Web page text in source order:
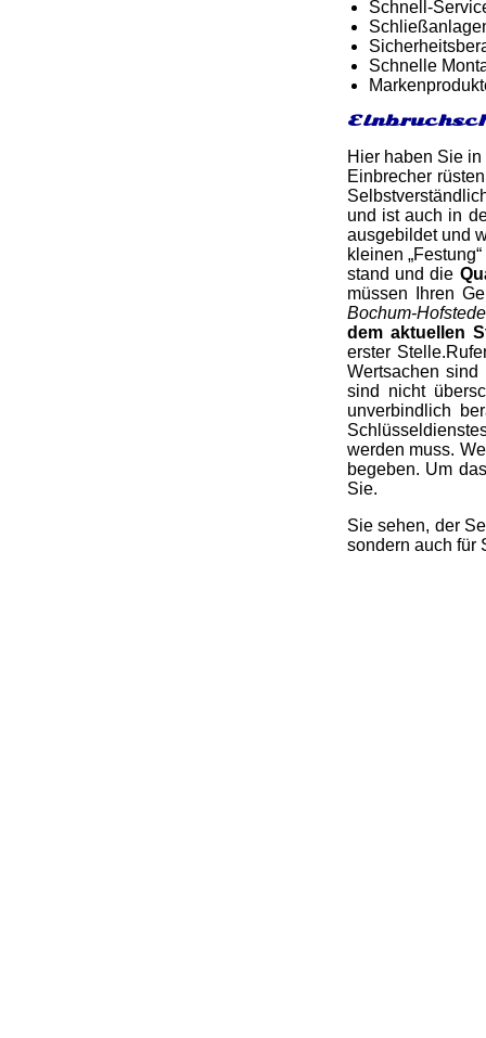
Schnell-
Schnelle
Hier haben Sie
Einbrecher
und ist auch in
ausgebildet und
kleinen
stand und die
müssen Ihren
Bochum-Hofstede
dem aktuellen
erster
Wertsachen
sind nicht
unverbindlich
werden muss.
begeben. Um
Sie.
Sie sehen, der
sondern auch für